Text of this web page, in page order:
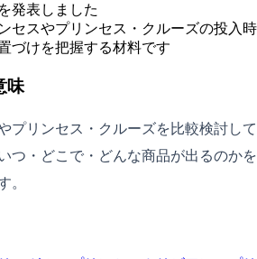
発表しました
セスやプリンセス・クルーズの投入時
づけを把握する材料です
味
プリンセス・クルーズを比較検討して
つ・どこで・どんな商品が出るのかを
。